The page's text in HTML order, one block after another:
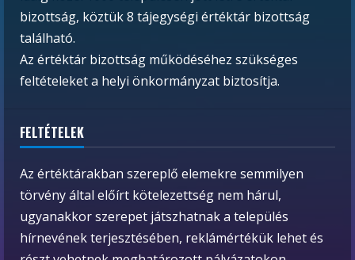
bizottság, köztük 8 tájegységi értéktár bizottság
található.
Az értéktár bizottság működéséhez szükséges
feltételeket a helyi önkormányzat biztosítja.
FELTÉTELEK
Az értéktárakban szereplő elemekre semmilyen
törvény által előírt kötelezettség nem hárul,
ugyanakkor szerepet játszhatnak a település
hírnevének terjesztésében, reklámértékük lehet és